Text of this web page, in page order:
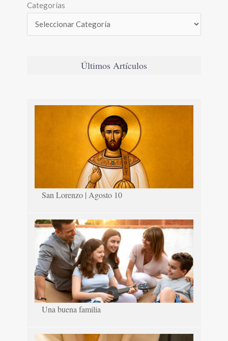
Categorías
Últimos Artículos
San Lorenzo | Agosto 10
Una buena familia